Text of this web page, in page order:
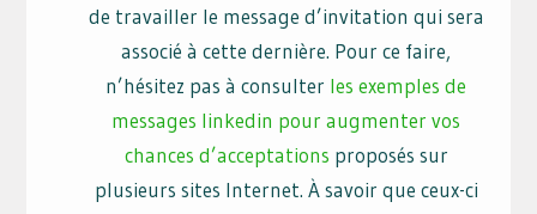
de travailler le message d’invitation qui sera
associé à cette dernière. Pour ce faire,
n’hésitez pas à consulter les exemples de
messages linkedin pour augmenter vos
chances d’acceptations proposés sur
plusieurs sites Internet. À savoir que ceux-ci